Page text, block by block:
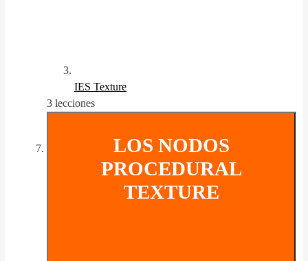
IES Texture
3 lecciones
LOS NODOS
PROCEDURAL
TEXTURE